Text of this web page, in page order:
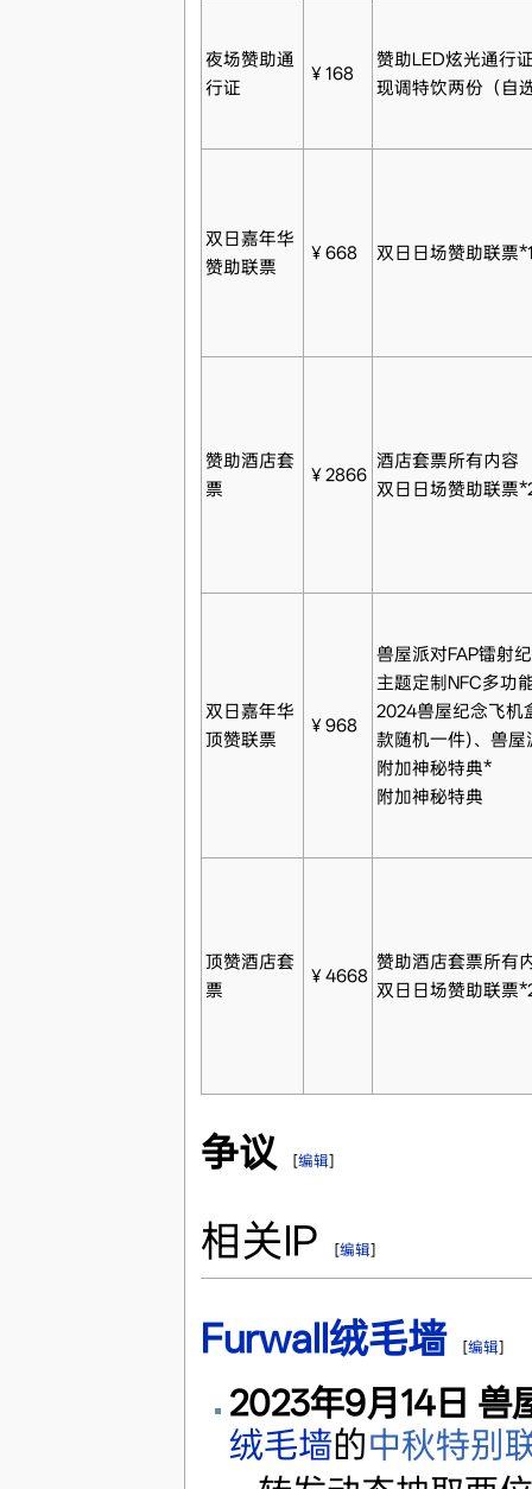
夜场赞助通
行证
￥168
赞助LED炫光通行
现调特饮两份（自
双日嘉年华
赞助联票
￥668 双日日场赞助联票
赞助酒店套
票
￥2866
酒店套票所有内容
双日日场赞助联票
双日嘉年华
顶赞联票
￥968
兽屋派对FAP镭射
主题定制NFC多功
2024兽屋纪念飞机
款随机一件)、兽
附加神秘特典*
附加神秘特典
顶赞酒店套
票
￥4668
赞助酒店套票所有
双日日场赞助联票
争议 [编辑]
相关IP [编辑]
Furwall绒毛墙 [编辑]
2023年9月14日 兽
绒毛墙的中秋特别